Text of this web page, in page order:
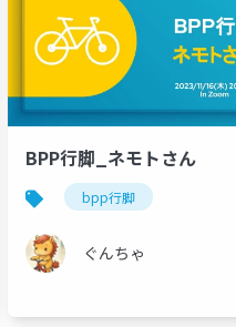
BPP行脚_ネモトさん
bpp行脚
ぐんちゃ